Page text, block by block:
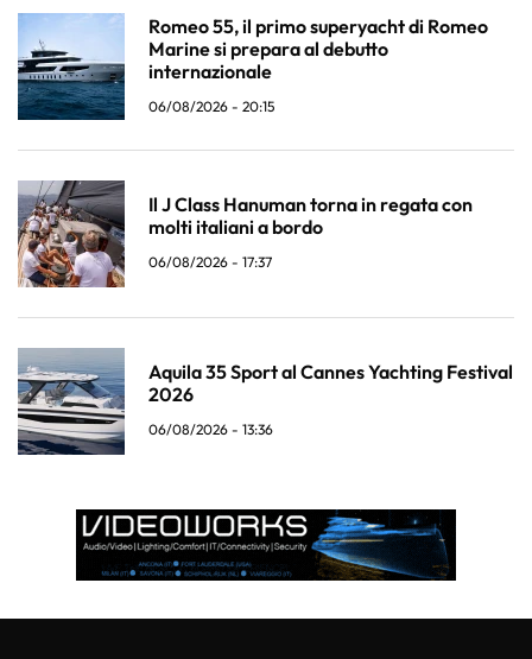
Romeo 55, il primo superyacht di Romeo
Marine si prepara al debutto
internazionale
06/08/2026 - 20:15
Il J Class Hanuman torna in regata con
molti italiani a bordo
06/08/2026 - 17:37
Aquila 35 Sport al Cannes Yachting Festival
2026
06/08/2026 - 13:36